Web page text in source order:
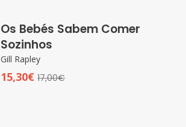
Os Bebés Sabem Comer
Sozinhos
Gill Rapley
15,30€ 17,00€